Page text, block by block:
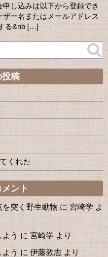
し込みは以下から登録でき
ー名またはメールアドレス
る&nb […]
投稿
くれた
ント
を突く野生動物 に 宮崎学 よ
う に 宮崎学 より
う に 伊藤敦志 より